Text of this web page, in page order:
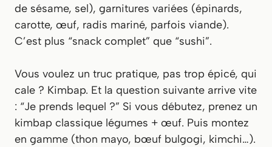
de sésame, sel), garnitures variées (épinards,
carotte, œuf, radis mariné, parfois viande).
C’est plus “snack complet” que “sushi”.
Vous voulez un truc pratique, pas trop épicé, qui
cale ? Kimbap. Et la question suivante arrive vite
: “Je prends lequel ?” Si vous débutez, prenez un
kimbap classique légumes + œuf. Puis montez
en gamme (thon mayo, bœuf bulgogi, kimchi…).